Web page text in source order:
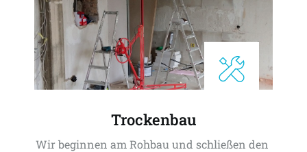
Trockenbau
Wir beginnen am Rohbau und schließen den